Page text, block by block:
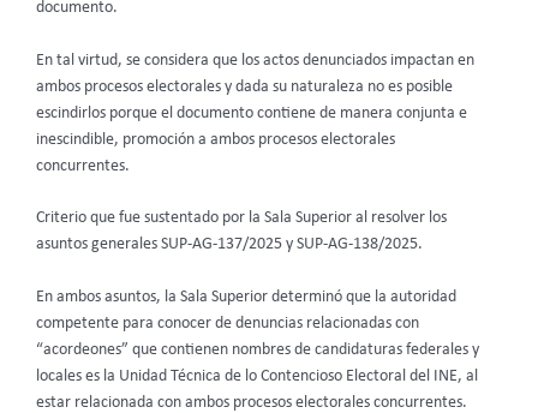
documento.
En tal virtud, se considera que los actos denunciados impactan en
ambos procesos electorales y dada su naturaleza no es posible
escindirlos porque el documento contiene de manera conjunta e
inescindible, promoción a ambos procesos electorales
concurrentes.
Criterio que fue sustentado por la Sala Superior al resolver los
asuntos generales SUP-AG-137/2025 y SUP-AG-138/2025.
En ambos asuntos, la Sala Superior determinó que la autoridad
competente para conocer de denuncias relacionadas con
“acordeones” que contienen nombres de candidaturas federales y
locales es la Unidad Técnica de lo Contencioso Electoral del INE, al
estar relacionada con ambos procesos electorales concurrentes.